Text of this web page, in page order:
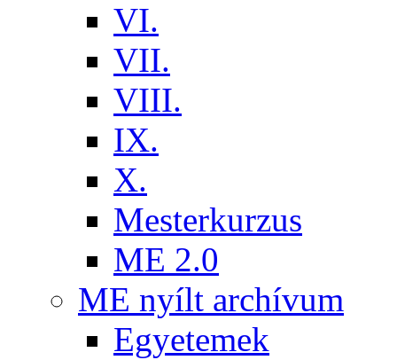
VI.
VII.
VIII.
IX.
X.
Mesterkurzus
ME 2.0
ME nyílt archívum
Egyetemek